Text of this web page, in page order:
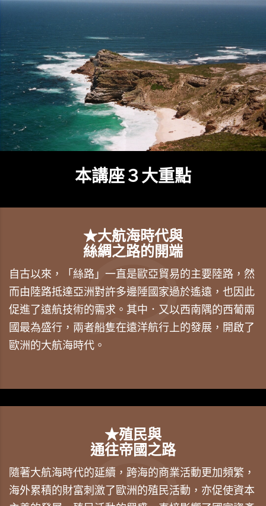
本講座３大重點
★大航海時代與
絲綢之路的開端
自古以來，「絲路」一直是歐亞貿易的主要陸路，然
而由陸路抵達亞洲對許多邊陲國家過於遙遠，也因此
促進了遠航技術的需求。其中．又以西南隅的西葡兩
國最為盛行，兩者船隻在遠洋航行上的發展，開啟了
歐洲的大航海時代。
★殖民與
通往帝國之路
隨著大航海時代的延續，跨海的商業活動更加頻繁，
海外累積的財富刺激了歐洲的殖民活動，亦促使資本